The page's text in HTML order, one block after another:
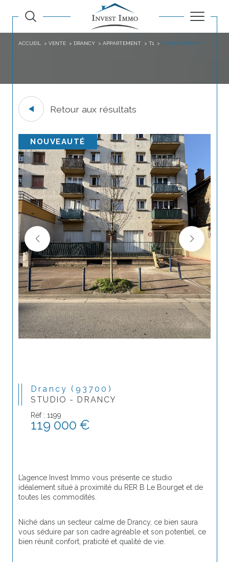
ACCUEIL VENTE DRANCY APPARTEMENT T1 STUDIO DRANCY
Retour aux résultats
NOUVEAUTÉ
Drancy (93700)
STUDIO - DRANCY
Réf : 1199
119 000 €
L’agence Invest Immo vous présente ce studio
idéalement situé à proximité du RER B Le Bourget et de
toutes les commodités.
Niché dans un secteur calme de Drancy, ce bien saura
vous séduire par son cadre agréable et son potentiel, ce
bien réunit confort, praticité et qualité de vie.